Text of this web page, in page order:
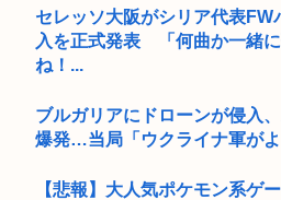
セレッソ大阪がシリア代表FW
入を正式発表 「何曲か一緒
ね！...
ブルガリアにドローンが侵入
爆発…当局「ウクライナ軍がよ
【悲報】大人気ポケモン系ゲ